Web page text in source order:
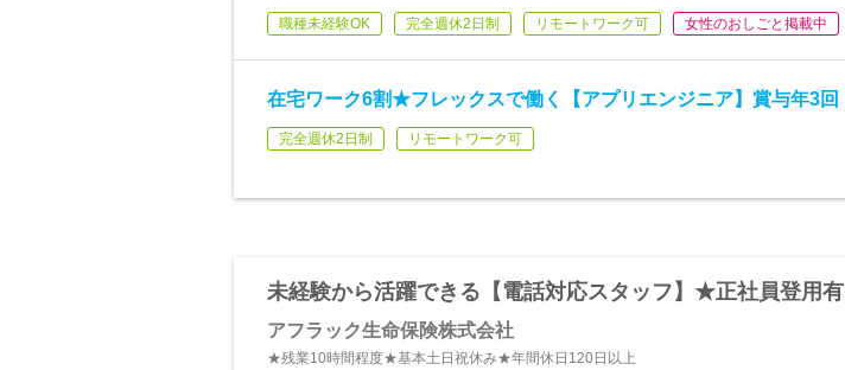
職種未経験OK 完全週休2日制 リモートワーク可 女性のおしごと掲載中
在宅ワーク6割★フレックスで働く【アプリエンジニア】賞与年3回
完全週休2日制 リモートワーク可
未経験から活躍できる【電話対応スタッフ】★正社員登用有
アフラック生命保険株式会社
★残業10時間程度★基本土日祝休み★年間休日120日以上